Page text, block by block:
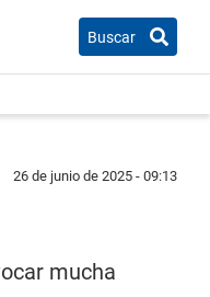
Buscar
26 de junio de 2025 - 09:13
mucha